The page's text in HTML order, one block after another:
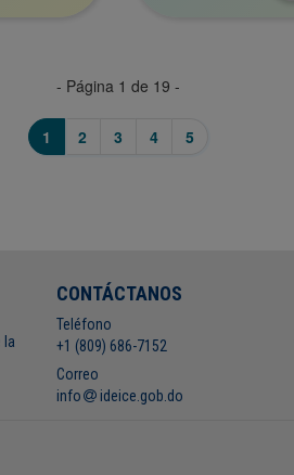
- Página 1 de 19 -
1 2 3 4 5
la
CONTÁCTANOS
Teléfono
+1 (809) 686-7152
Correo
info
ideice.gob.do